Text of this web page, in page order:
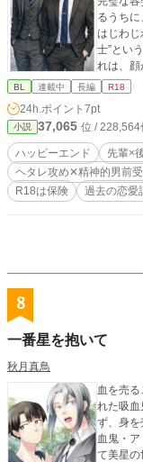
るうち
はじわじ
士”とい
れは、顔
器用なラ
BL 連載中 長編 R18
24h.ポイント 7pt
小説 37,065 位 / 228,564
ハッピーエンド 先輩×
ヘタレ攻め✕精神的男前
R18は保険
過去の恋愛
8
一番星を抱いて
秋月真鳥
血を売
れた吸血
ず、身を
血鬼・
て美星の